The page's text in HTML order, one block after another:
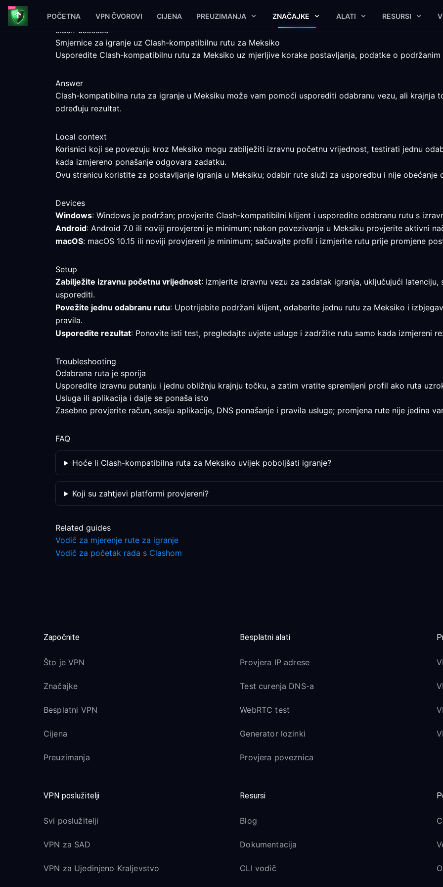
POČETNA VPN ČVOROVI CIJENA PREUZIMANJA ZNAČAJKE ALATI RESURSI
clash-usecase
Smjernice za igranje uz Clash-kompatibilnu rutu za Meksiko
Usporedite Clash-kompatibilnu rutu za Meksiko uz mjerljive korake postavljanja, podatke o
Answer
Clash-kompatibilna ruta za igranje u Meksiku može vam pomoći usporediti odabranu vezu, ali krajnja
određuju rezultat.
Local context
Korisnici koji se povezuju kroz Meksiko mogu zabilježiti izravnu početnu vrijednost, testirati jednu
kada izmjereno ponašanje odgovara zadatku.
Ovu stranicu koristite za postavljanje igranja u Meksiku; odabir rute služi za usporedbu i nije obećanje
Devices
Windows: Windows je podržan; provjerite Clash-kompatibilni klijent i usporedite odabranu rutu s
Android: Android 7.0 ili noviji provjereni je minimum; nakon povezivanja u Meksiku provjerite aktivni
macOS: macOS 10.15 ili noviji provjereni je minimum; sačuvajte profil i izmjerite rutu prije promjene
Setup
Zabilježite izravnu početnu vrijednost: Izmjerite izravnu vezu za zadatak igranja, uključujući
usporediti.
Povežite jednu odabranu rutu: Upotrijebite podržani klijent, odaberite jednu rutu za Meksiko i
pravila.
Usporedite rezultat: Ponovite isti test, pregledajte uvjete usluge i zadržite rutu samo kada izmjereni
Troubleshooting
Odabrana ruta je sporija
Usporedite izravnu putanju i jednu obližnju krajnju točku, a zatim vratite spremljeni profil ako ruta
Usluga ili aplikacija i dalje se ponaša isto
Zasebno provjerite račun, sesiju aplikacije, DNS ponašanje i pravila usluge; promjena rute nije jedina
FAQ
Hoće li Clash-kompatibilna ruta za Meksiko uvijek poboljšati igranje?
Koji su zahtjevi platformi provjereni?
Related guides
Vodič za mjerenje rute za igranje
Vodič za početak rada s Clashom
Započnite
Što je VPN
Značajke
Besplatni VPN
Cijena
Preuzimanja
Besplatni alati
Provjera IP adrese
Test curenja DNS-a
WebRTC test
Generator lozinki
Provjera poveznica
VPN poslužitelji
Svi poslužitelji
VPN za SAD
VPN za Ujedinjeno Kraljevstvo
Resursi
Blog
Dokumentacija
CLI vodič